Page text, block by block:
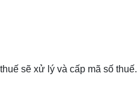
sẽ xử lý và cấp mã số thuế.